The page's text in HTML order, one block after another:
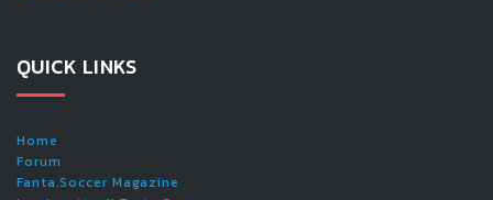
QUICK LINKS
Home
Forum
Fanta.Soccer Magazine